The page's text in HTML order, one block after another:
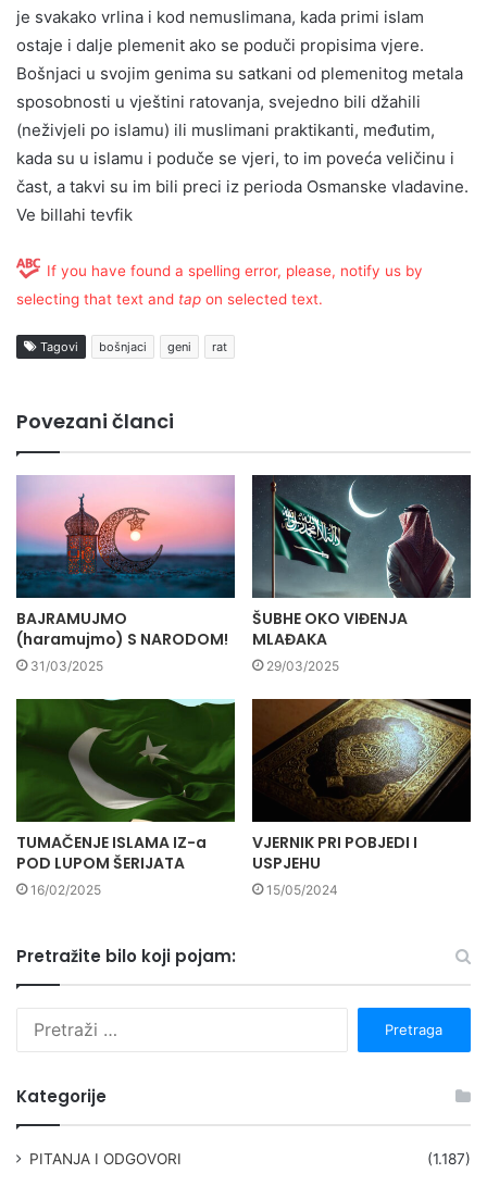
je svakako vrlina i kod nemuslimana, kada primi islam
ostaje i dalje plemenit ako se poduči propisima vjere.
Bošnjaci u svojim genima su satkani od plemenitog metala
sposobnosti u vještini ratovanja, svejedno bili džahili
(neživjeli po islamu) ili muslimani praktikanti, međutim,
kada su u islamu i poduče se vjeri, to im poveća veličinu i
čast, a takvi su im bili preci iz perioda Osmanske vladavine.
Ve billahi tevfik
If you have found a spelling error, please, notify us by
selecting that text and tap on selected text.
Tagovi bošnjaci geni rat
Povezani članci
BAJRAMUJMO
(haramujmo) S NARODOM!
31/03/2025
ŠUBHE OKO VIĐENJA
MLAĐAKA
29/03/2025
TUMAČENJE ISLAMA IZ-a
POD LUPOM ŠERIJATA
16/02/2025
VJERNIK PRI POBJEDI I
USPJEHU
15/05/2024
Pretražite bilo koji pojam:
Kategorije
PITANJA I ODGOVORI (1.187)